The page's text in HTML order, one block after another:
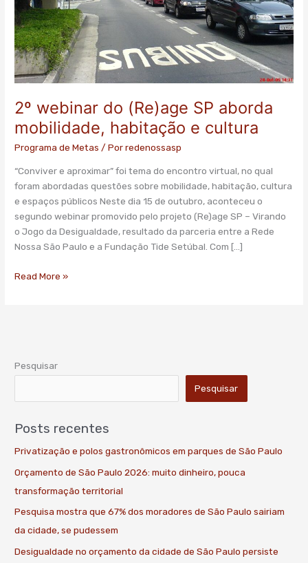
2º webinar do (Re)age SP aborda
mobilidade, habitação e cultura
Programa de Metas / Porredenossasp
“Conviver e aproximar” foi tema do encontro virtual, no qual
foram abordadas questões sobre mobilidade, habitação, cultura
e espaços públicos Neste dia 15 de outubro, aconteceu o
segundo webinar promovido pelo projeto (Re)age SP – Virando
o Jogo da Desigualdade, resultado da parceria entre a Rede
Nossa São Paulo e a Fundação Tide Setúbal. Com […]
cultura
Read More »
Pesquisar
Pesquisar
Posts recentes
Privatização e polos gastronômicos em parques de São Paulo
Orçamento de São Paulo 2026: muito dinheiro, pouca
transformação territorial
Pesquisa mostra que 67% dos moradores de São Paulo sairiam
da cidade, se pudessem
Desigualdade no orçamento da cidade de São Paulo persiste